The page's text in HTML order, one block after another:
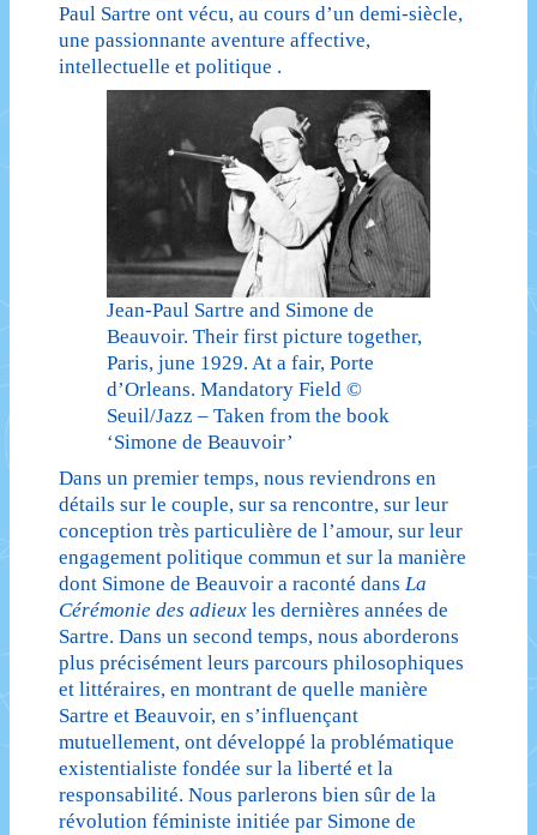
Paul Sartre ont vécu, au cours d’un demi-siècle,
une passionnante aventure affective,
intellectuelle et politique .
Jean-Paul Sartre and Simone de
Beauvoir. Their first picture together,
Paris, june 1929. At a fair, Porte
d’Orleans. Mandatory Field ©
Seuil/Jazz – Taken from the book
‘Simone de Beauvoir’
Dans un premier temps, nous reviendrons en
détails sur le couple, sur sa rencontre, sur leur
conception très particulière de l’amour, sur leur
engagement politique commun et sur la manière
dont Simone de Beauvoir a raconté dans La
Cérémonie des adieuxles dernières années de
Sartre. Dans un second temps, nous aborderons
plus précisément leurs parcours philosophiques
et littéraires, en montrant de quelle manière
Sartre et Beauvoir, en s’influençant
mutuellement, ont développé la problématique
existentialiste fondée sur la liberté et la
responsabilité. Nous parlerons bien sûr de la
révolution féministe initiée par Simone de